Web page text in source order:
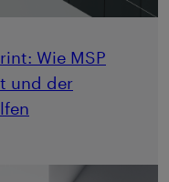
Wie MSP
und der